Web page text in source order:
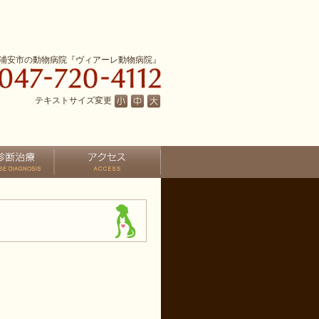
安市の動物病院『ヴィアーレ動物病院』
テキストサイズ変更